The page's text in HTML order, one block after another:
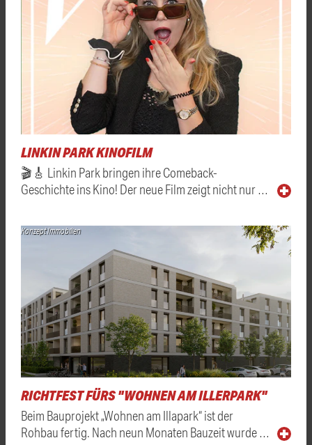
LINKIN PARK KINOFILM
🎬🎸 Linkin Park bringen ihre Comeback-
Geschichte ins Kino! Der neue Film zeigt nicht nur …
Konzept Immobilien
RICHTFEST FÜRS "WOHNEN AM ILLERPARK"
Beim Bauprojekt „Wohnen am Illapark“ ist der
Rohbau fertig. Nach neun Monaten Bauzeit wurde …